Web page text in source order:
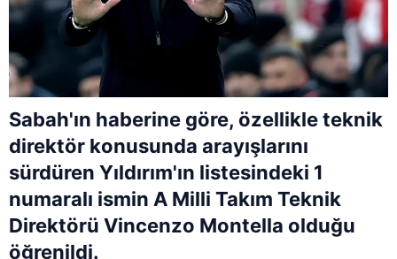
Sabah'ın haberine göre, özellikle teknik
direktör konusunda arayışlarını
sürdüren Yıldırım'ın listesindeki 1
numaralı ismin A Milli Takım Teknik
Direktörü Vincenzo Montella olduğu
öğrenildi.